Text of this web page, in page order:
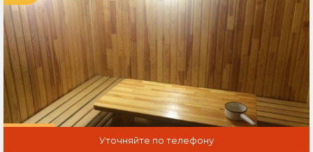
Уточняйте по телефону